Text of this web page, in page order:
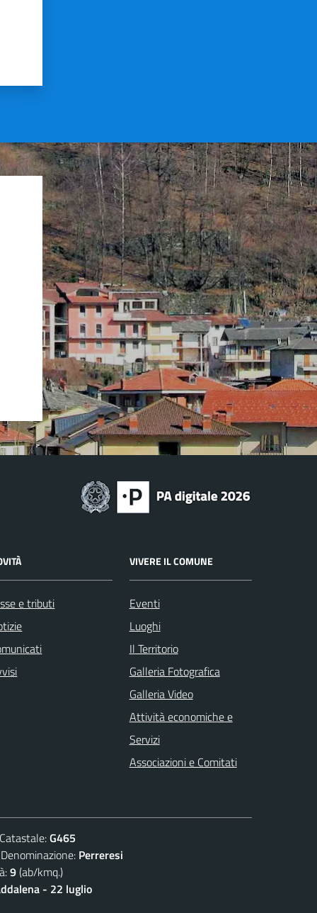
e tributi
VIVERE IL COMUNE
Eventi
Luoghi
Il Territorio
Galleria Fotografica
Galleria Video
Attività economiche e
Servizi
Associazioni e Comitati
G465
Perreresi
9(ab/kmq.)
- 22 luglio